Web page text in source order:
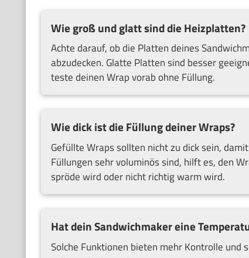
Wie groß und glatt sind die Heizplatten?
Achte darauf, ob die Platten deines
abzudecken. Glatte Platten sind besser
teste deinen Wrap vorab ohne Füllung.
Wie dick ist die Füllung deiner Wraps?
Gefüllte Wraps sollten nicht zu dick sein,
Füllungen sehr voluminös sind, hilft es, den
spröde wird oder nicht richtig warm wird.
Hat dein Sandwichmaker eine
Solche Funktionen bieten mehr Kontrolle und